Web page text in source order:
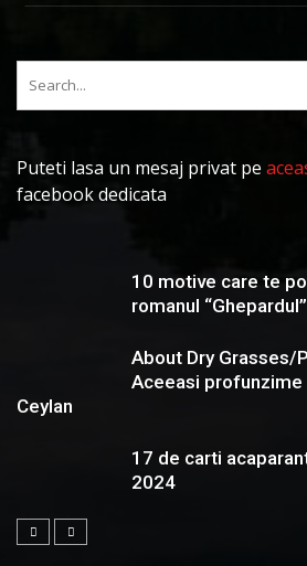
Puteti lasa un mesaj privat pe
facebook dedicata
10 motive care te
romanul “Ghepardul”
About Dry Grasses/
Aceeasi profunzime
Ceylan
17 de carti
2024